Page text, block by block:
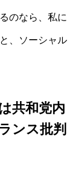
のなら、私に
、ソーシャル
共和党内
ンス批判